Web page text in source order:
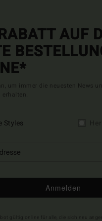
AUF
um immer die neuesten News
erhalten.
Styles
Anmelden